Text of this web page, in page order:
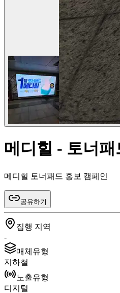
메디힐 - 토너패
메디힐 토너패드 홍보 캠페인
공유하기
집행 지역
-
매체유형
지하철
노출유형
디지털